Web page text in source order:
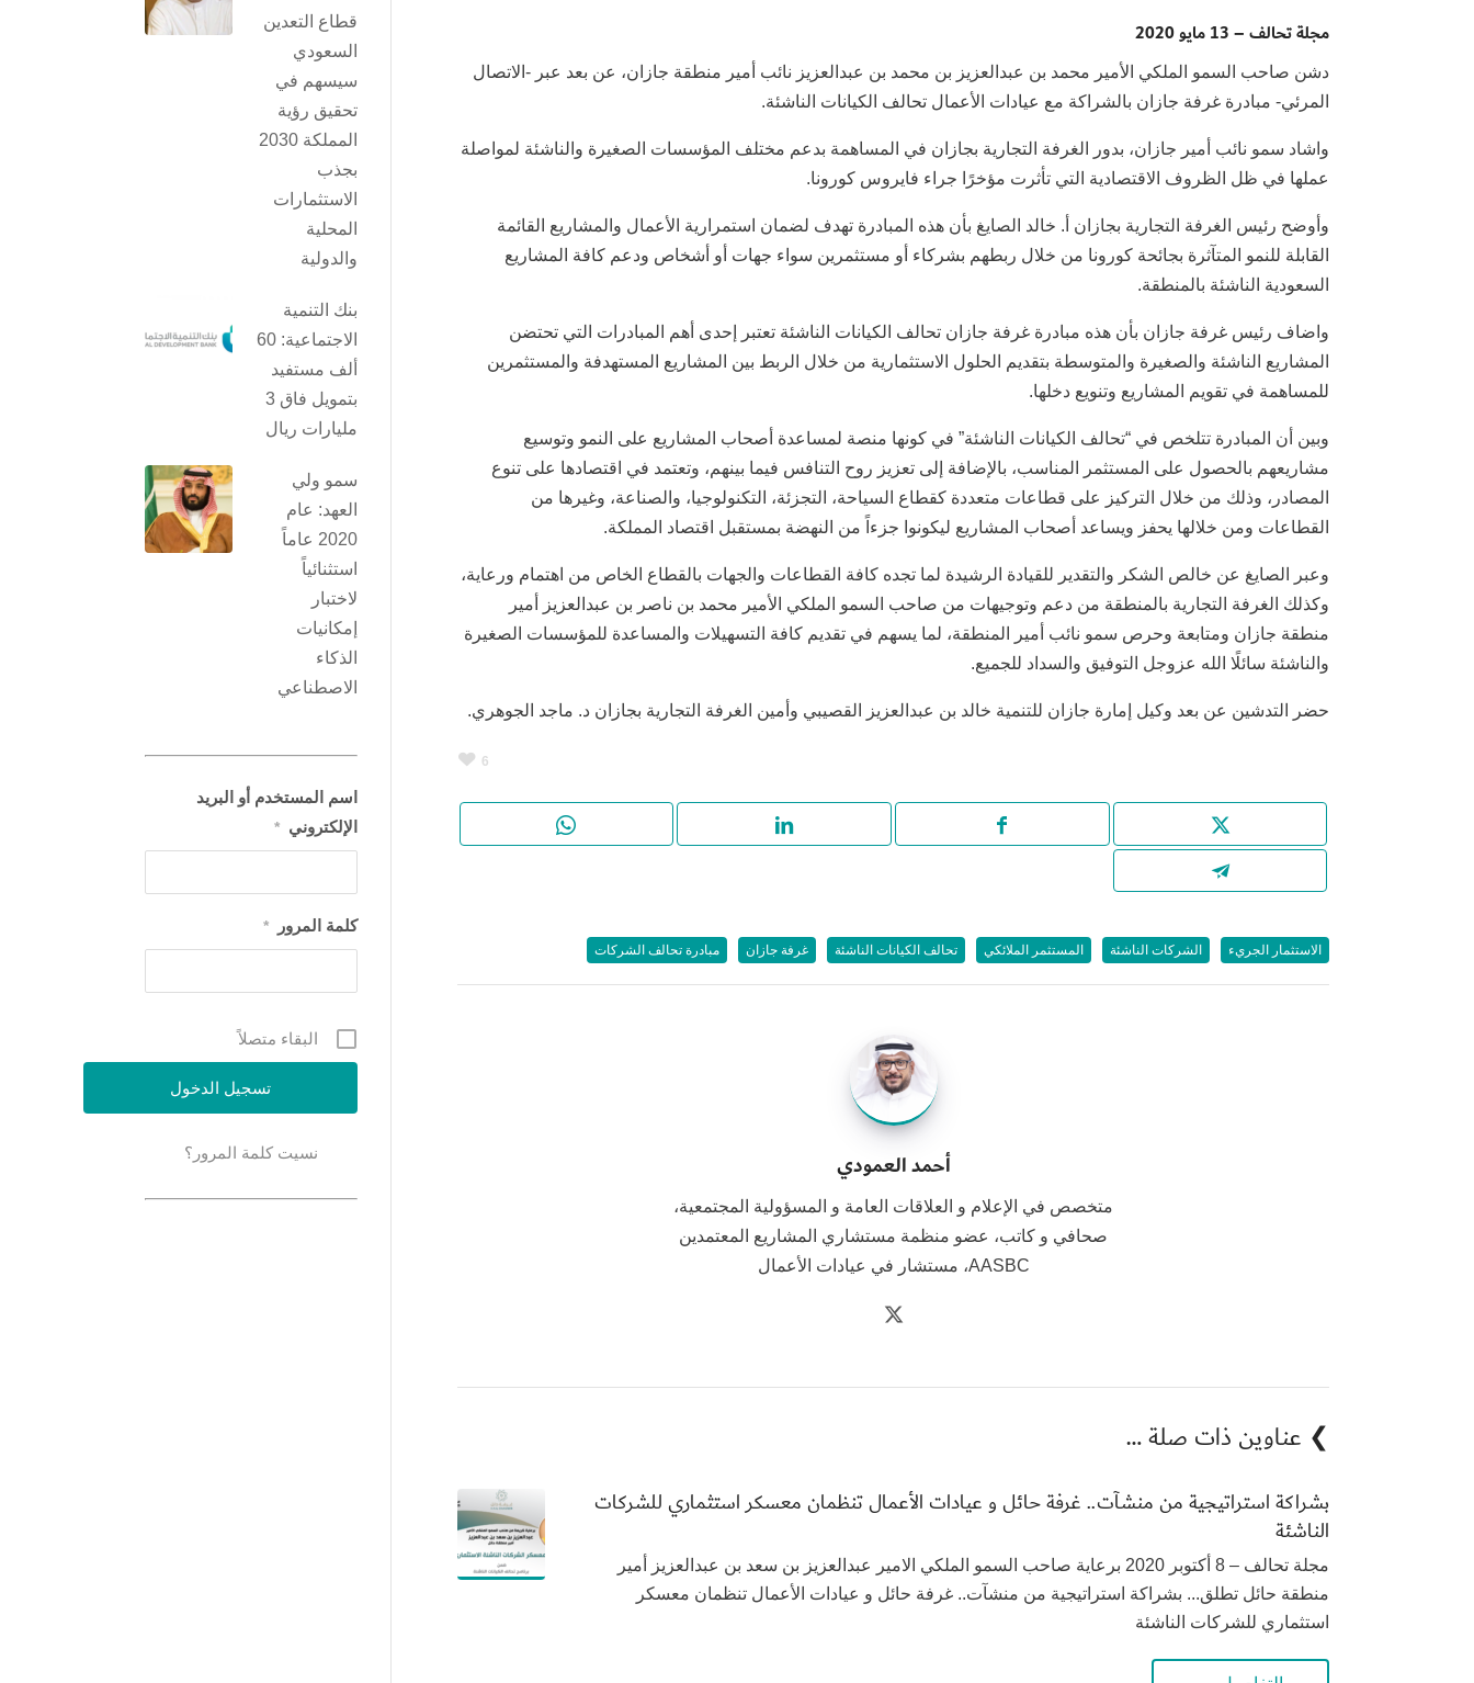
مجلة تحالف – 13 مايو 2020
دشن صاحب السمو الملكي الأمير محمد بن عبدالعزيز بن محمد بن عبدالعزيز نائب أمير منطقة جازان، عن بعد عبر -الاتصال
المرئي- مبادرة غرفة جازان بالشراكة مع عيادات الأعمال تحالف الكيانات الناشئة.
واشاد سمو نائب أمير جازان، بدور الغرفة التجارية بجازان في المساهمة بدعم مختلف المؤسسات الصغيرة والناشئة لمواصلة
عملها في ظل الظروف الاقتصادية التي تأثرت مؤخرًا جراء فايروس كورونا.
وأوضح رئيس الغرفة التجارية بجازان أ. خالد الصايغ بأن هذه المبادرة تهدف لضمان استمرارية الأعمال والمشاريع القائمة
القابلة للنمو المتآثرة بجائحة كورونا من خلال ربطهم بشركاء أو مستثمرين سواء جهات أو أشخاص ودعم كافة المشاريع
السعودية الناشئة بالمنطقة.
واضاف رئيس غرفة جازان بأن هذه مبادرة غرفة جازان تحالف الكيانات الناشئة تعتبر إحدى أهم المبادرات التي تحتضن
المشاريع الناشئة والصغيرة والمتوسطة بتقديم الحلول الاستثمارية من خلال الربط بين المشاريع المستهدفة والمستثمرين
للمساهمة في تقويم المشاريع وتنويع دخلها.
وبين أن المبادرة تتلخص في “تحالف الكيانات الناشئة” في كونها منصة لمساعدة أصحاب المشاريع على النمو وتوسيع
مشاريعهم بالحصول على المستثمر المناسب، بالإضافة إلى تعزيز روح التنافس فيما بينهم، وتعتمد في اقتصادها على تنوع
المصادر، وذلك من خلال التركيز على قطاعات متعددة كقطاع السياحة، التجزئة، التكنولوجيا، والصناعة، وغيرها من
القطاعات ومن خلالها يحفز ويساعد أصحاب المشاريع ليكونوا جزءاً من النهضة بمستقبل اقتصاد المملكة.
وعبر الصايغ عن خالص الشكر والتقدير للقيادة الرشيدة لما تجده كافة القطاعات والجهات بالقطاع الخاص من اهتمام ورعاية،
وكذلك الغرفة التجارية بالمنطقة من دعم وتوجيهات من صاحب السمو الملكي الأمير محمد بن ناصر بن عبدالعزيز أمير
منطقة جازان ومتابعة وحرص سمو نائب أمير المنطقة، لما يسهم في تقديم كافة التسهيلات والمساعدة للمؤسسات الصغيرة
والناشئة سائلًا الله عزوجل التوفيق والسداد للجميع.
حضر التدشين عن بعد وكيل إمارة جازان للتنمية خالد بن عبدالعزيز القصيبي وأمين الغرفة التجارية بجازان د. ماجد الجوهري.
6
الاستثمار الجريء الشركات الناشئة المستثمر الملائكي تحالف الكيانات الناشئة غرفة جازان مبادرة تحالف الشركات
أحمد العمودي
متخصص في الإعلام و العلاقات العامة و المسؤولية المجتمعية،
صحافي و كاتب، عضو منظمة مستشاري المشاريع المعتمدين
AASBC، مستشار في عيادات الأعمال
❯ عناوين ذات صلة …
بشراكة استراتيجية من منشآت.. غرفة حائل و عيادات الأعمال تنظمان معسكر استثماري للشركات
الناشئة
مجلة تحالف – 8 أكتوبر 2020 برعاية صاحب السمو الملكي الامير عبدالعزيز بن سعد بن عبدالعزيز أمير
منطقة حائل تطلق... بشراكة استراتيجية من منشآت.. غرفة حائل و عيادات الأعمال تنظمان معسكر
استثماري للشركات الناشئة
قطاع التعدين
السعودي
سيسهم في
تحقيق رؤية
المملكة 2030
بجذب
الاستثمارات
المحلية
والدولية
بنك التنمية
الاجتماعية: 60
ألف مستفيد
بتمويل فاق 3
مليارات ريال
سمو ولي
العهد: عام
2020 عاماً
استثنائياً
لاختبار
إمكانيات
الذكاء
الاصطناعي
اسم المستخدم أو البريد
الإلكتروني *
كلمة المرور *
البقاء متصلاً
نسيت كلمة المرور؟